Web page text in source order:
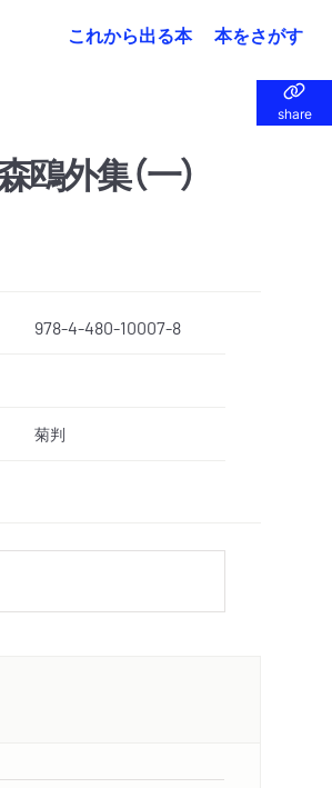
これから出る本 本をさがす
share
share
外集（一）
978-4-480-10007-8
菊判